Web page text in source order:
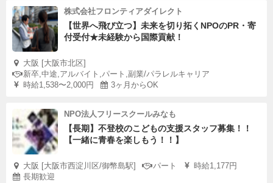
株式会社フロンティアダイレクト
【世界へ飛び立つ】未来を切り拓くNPOのPR・寄
付受付★未経験から国際貢献！
大阪 [大阪市北区]
新卒,中途,アルバイト,パート,副業/パラレルキャリア
時給1,538〜2,000円
3ヶ月からOK
NPO法人フリースクールみなも
【長期】不登校のこどもの支援スタッフ募集！！
【一緒に青春を楽しもう！！】
大阪 [大阪市西淀川区/御幣島駅] パート
時給1,177円
長期歓迎